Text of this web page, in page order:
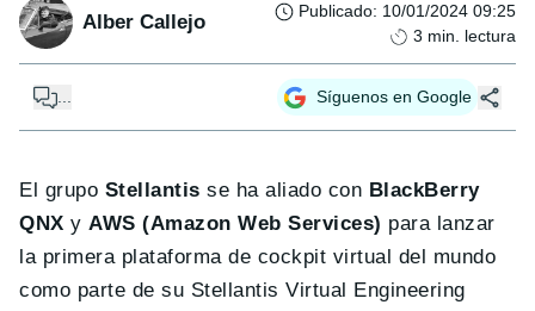
Alber Callejo Publicado: 10/01/2024 09:25
3 min. lectura
... Síguenos en Google
El grupo Stellantis se ha aliado con BlackBerry
QNX yAWS (Amazon Web Services) para lanzar
la primera plataforma de cockpit virtual del mundo
como parte de su Stellantis Virtual Engineering